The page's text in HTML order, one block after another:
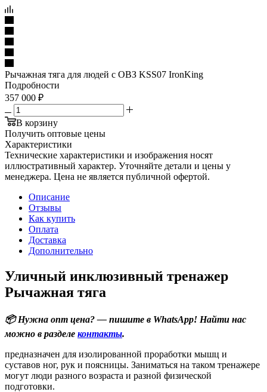
Рычажная тяга для людей с ОВЗ KSS07 IronKing
Подробности
357 000 ₽
В корзину
Получить оптовые цены
Характеристики
Технические характеристики и изображения носят
иллюстративный характер. Уточняйте детали и цены у
менеджера. Цена не является публичной офертой.
Описание
Отзывы
Как купить
Оплата
Доставка
Дополнительно
Уличный инклюзивный тренажер
Рычажная тяга
📦 Нужна опт цена? — пишите в WhatsApp! Найти нас
можно в разделе контакты.
предназначен для изолированной проработки мышц и
суставов ног, рук и поясницы. Заниматься на таком тренажере
могут люди разного возраста и разной физической
подготовки.